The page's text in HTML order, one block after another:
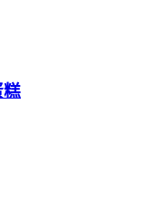
糕